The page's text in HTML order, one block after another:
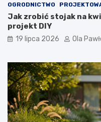
OGRODNICTWO
Jak zrobić stojak na
projekt DIY
19 lipca 2026 Ola